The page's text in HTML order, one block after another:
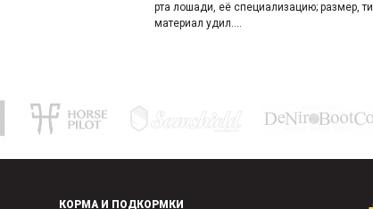
рта лошади, её специализацию; размер,
материал удил....
КОРМА И ПОДКОРМКИ